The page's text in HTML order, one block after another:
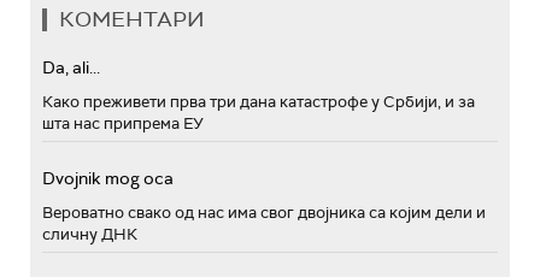
КОМЕНТАРИ
Da, ali...
Како преживети прва три дана катастрофе у Србији, и за
шта нас припрема ЕУ
Dvojnik mog oca
Вероватно свако од нас има свог двојника са којим дели и
сличну ДНК